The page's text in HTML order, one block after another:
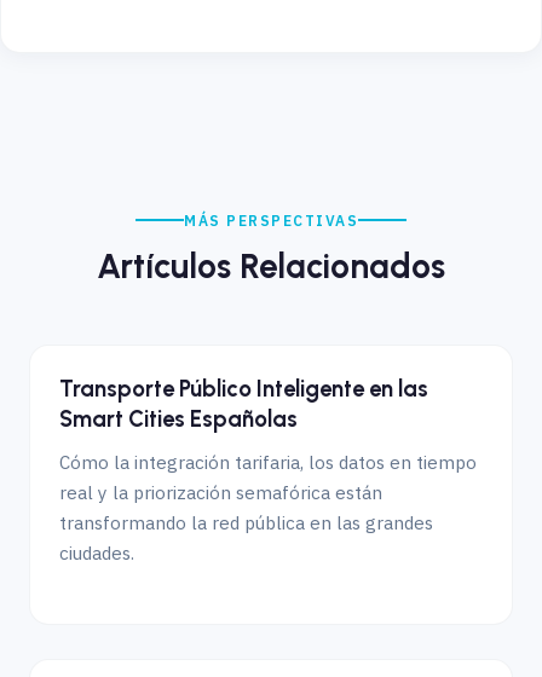
MÁS PERSPECTIVAS
Artículos Relacionados
Transporte Público Inteligente en las
Smart Cities Españolas
Cómo la integración tarifaria, los datos en tiempo
real y la priorización semafórica están
transformando la red pública en las grandes
ciudades.